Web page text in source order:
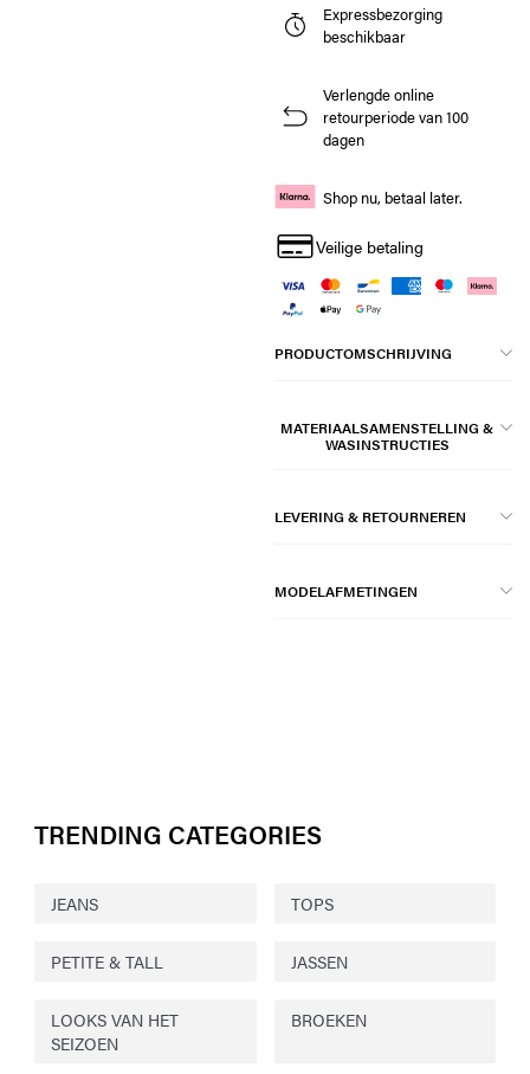
Expressbezorging
beschikbaar
Verlengde online
retourperiode van 100
dagen
Shop nu, betaal later.
Veilige betaling
PRODUCTOMSCHRIJVING
MATERIAALSAMENSTELLING &
WASINSTRUCTIES
LEVERING & RETOURNEREN
MODELAFMETINGEN
TRENDING CATEGORIES
JEANS TOPS
PETITE & TALL JASSEN
LOOKS VAN HET
SEIZOEN
BROEKEN